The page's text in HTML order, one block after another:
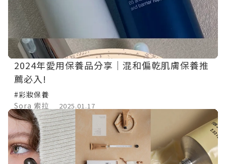
2024年愛用保養品分享｜混和偏乾肌膚保養推
薦必入!
#彩妝保養
Sora 索拉
2025.01.17